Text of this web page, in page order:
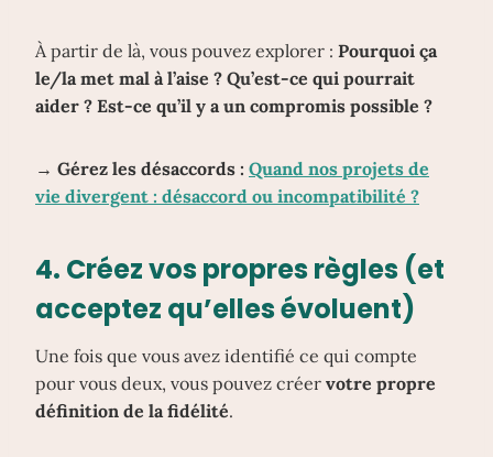
À partir de là, vous pouvez explorer : Pourquoi ça
le/la met mal à l’aise ? Qu’est-ce qui pourrait
aider ? Est-ce qu’il y a un compromis possible ?
→ Gérez les désaccords : Quand nos projets de
vie divergent : désaccord ou incompatibilité ?
4. Créez vos propres règles (et
acceptez qu’elles évoluent)
Une fois que vous avez identifié ce qui compte
pour vous deux, vous pouvez créer votre propre
définition de la fidélité.